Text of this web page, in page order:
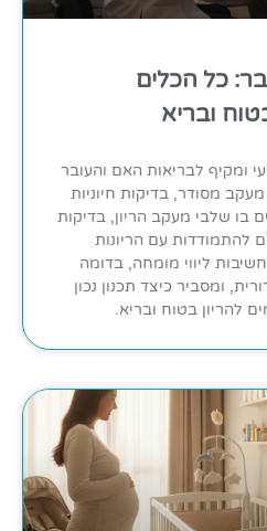
כל הכלים
ובריא
ומקיף לבריאות האם והעובר
מסודר, בדיקות חיוניות
בו שלבי מעקב הריון, בדיקות
להתמודדות עם הריונות
ליווי מומחה, בדומה
ומסביר כיצד תכנון נכון
להריון בטוח ובריא.